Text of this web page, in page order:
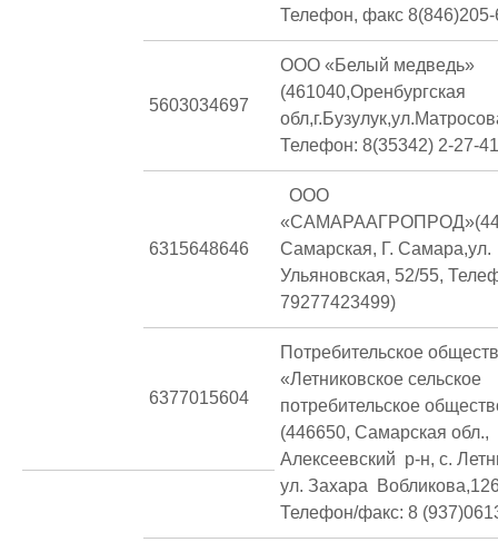
Телефон, факс 8(846)205-
5603034697
ООО «Белый медведь»
(461040,Оренбургская
Телефон: 8(35342) 2-27-
6315648646
ООО
Самарская, Г. Самара,ул.
Ульяновская, 52/55,
79277423499)
6377015604
Потребительское
«Летниковское сельское
потребительское
(446650, Самарская обл.,
Алексеевский р-н, с.
ул. Захара
Телефон/факс: 8